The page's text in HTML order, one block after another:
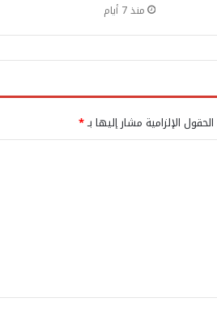
منذ 7 أيام
الحقول الإلزامية مشار إليها بـ*